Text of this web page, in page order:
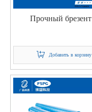
Прочный брезент
Добавить в корзину